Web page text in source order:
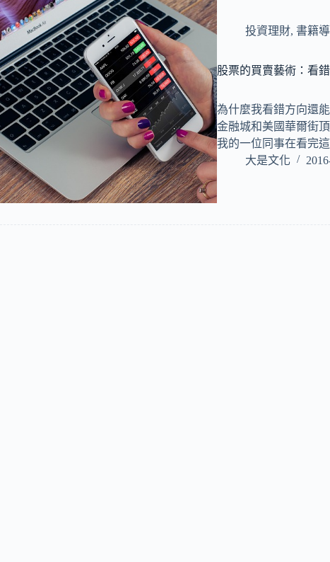
投資理財, 書籍
股票的買賣藝術：看
為什麼我看錯方向還
金融城和美國華爾街
我的一位同事在看完
大是文化